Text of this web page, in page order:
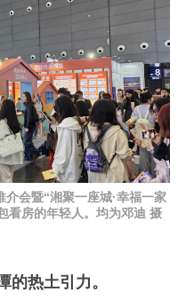
会暨“湘聚一座城·幸福一家
看房的年轻人。均为邓迪 摄
的热土引力。